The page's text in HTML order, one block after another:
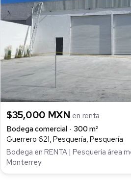
$35,000 MXN en renta
Bodega comercial
300 m²
Guerrero 621, Pesquería, Pesquería
Bodega en RENTA | Pesqueria área
Monterrey